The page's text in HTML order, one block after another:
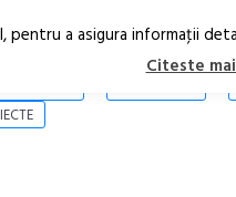
a asigura informaţii
Citeste